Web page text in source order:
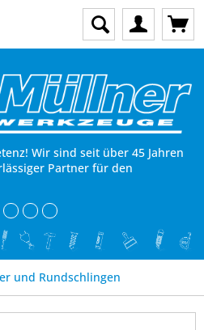
Wir sind seit über 45 Jahren
Partner für den
und Rundschlingen